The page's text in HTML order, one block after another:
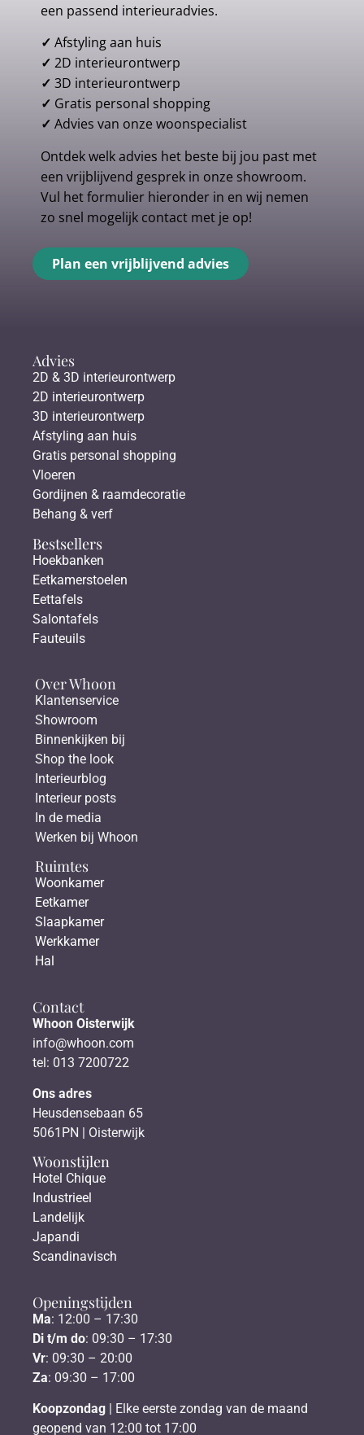
een passend interieuradvies.
✓ Afstyling aan huis
✓ 2D interieurontwerp
✓ 3D interieurontwerp
✓ Gratis personal shopping
✓ Advies van onze woonspecialist
Ontdek welk advies het beste bij jou past met
een vrijblijvend gesprek in onze showroom.
Vul het formulier hieronder in en wij nemen
zo snel mogelijk contact met je op!
Plan een vrijblijvend advies
Advies
2D & 3D interieurontwerp
2D interieurontwerp
3D interieurontwerp
Afstyling aan huis
Gratis personal shopping
Vloeren
Gordijnen & raamdecoratie
Behang & verf
Bestsellers
Hoekbanken
Eetkamerstoelen
Eettafels
Salontafels
Fauteuils
Over Whoon
Klantenservice
Showroom
Binnenkijken bij
Shop the look
Interieurblog
Interieur posts
In de media
Werken bij Whoon
Ruimtes
Woonkamer
Eetkamer
Slaapkamer
Werkkamer
Hal
Contact
Whoon Oisterwijk
info@whoon.com
tel: 013 7200722
Ons adres
Heusdensebaan 65
5061PN | Oisterwijk
Woonstijlen
Hotel Chique
Industrieel
Landelijk
Japandi
Scandinavisch
Openingstijden
Ma: 12:00 – 17:30
Di t/m do: 09:30 – 17:30
Vr: 09:30 – 20:00
Za: 09:30 – 17:00
Koopzondag | Elke eerste zondag van de maand
geopend van 12:00 tot 17:00